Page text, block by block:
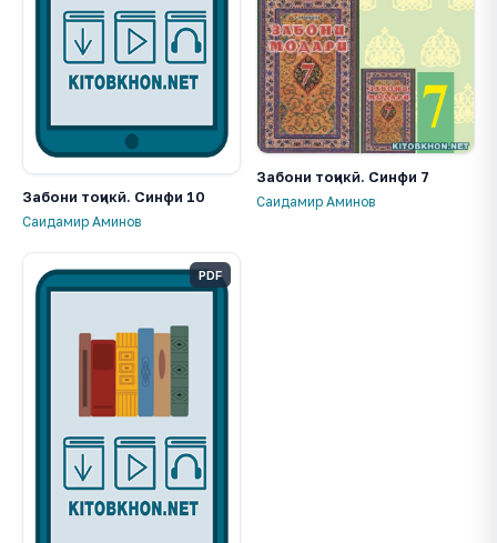
Забони тоҷикӣ. Синфи 10
Саидамир Аминов
Забони тоҷикӣ. Синфи 7
Саидамир Аминов
PDF